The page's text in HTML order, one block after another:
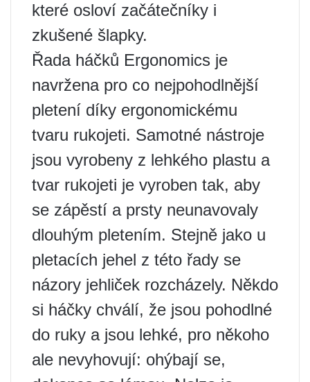
které osloví začátečníky i
zkušené šlapky.
Řada háčků Ergonomics je
navržena pro co nejpohodlnější
pletení díky ergonomickému
tvaru rukojeti. Samotné nástroje
jsou vyrobeny z lehkého plastu a
tvar rukojeti je vyroben tak, aby
se zápěstí a prsty neunavovaly
dlouhým pletením. Stejně jako u
pletacích jehel z této řady se
názory jehliček rozcházely. Někdo
si háčky chválí, že jsou pohodlné
do ruky a jsou lehké, pro někoho
ale nevyhovují: ohýbají se,